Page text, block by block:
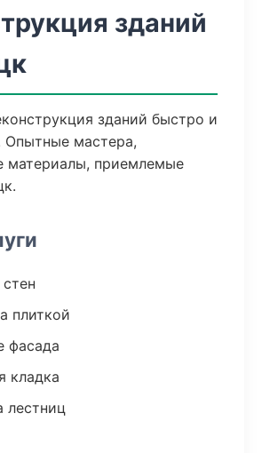
зданий
зданий быстро и
Опытные мастера,
материалы, приемлемые
плиткой
фасада
кладка
лестниц